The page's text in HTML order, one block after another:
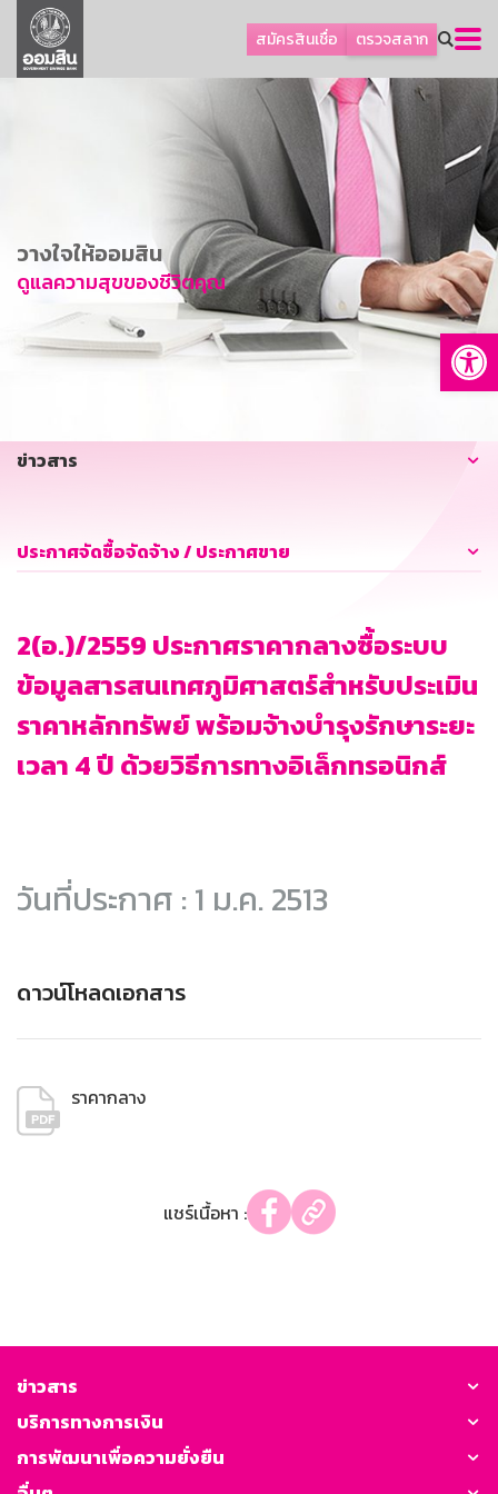
สมัครสินเชื่อ ตรวจสลาก
ลูกค้าธุรกิจ
ลูกค้าผู้ประกอบรายย่อย
การพัฒนาที่ยั่งยืน
ข่าวสาร
บริการทางการเงิน
อื่นๆ
วางใจให้ออมสิน
ดูแลความสุขของชีวิตคุณ
ข่าวสาร
ประกาศจัดซื้อจัดจ้าง / ประกาศขาย
2(อ.)/2559 ประกาศราคากลางซื้อระบบ
ข้อมูลสารสนเทศภูมิศาสตร์สำหรับประเมิน
ราคาหลักทรัพย์ พร้อมจ้างบำรุงรักษาระยะ
เวลา 4 ปี ด้วยวิธีการทางอิเล็กทรอนิกส์
วันที่ประกาศ : 1 ม.ค. 2513
ดาวน์โหลดเอกสาร
ราคากลาง
แชร์เนื้อหา :
ข่าวสาร
บริการทางการเงิน
การพัฒนาเพื่อความยั่งยืน